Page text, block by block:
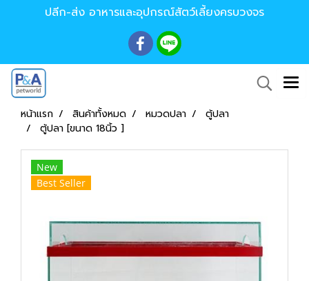
ปลีก-ส่ง อาหารและอุปกรณ์สัตว์เลี้ยงครบวงจร
หน้าแรก สินค้าทั้งหมด หมวดปลา
ตู้ปลา
ตู้ปลา [ขนาด 18นิ้ว ]
New
Best Seller